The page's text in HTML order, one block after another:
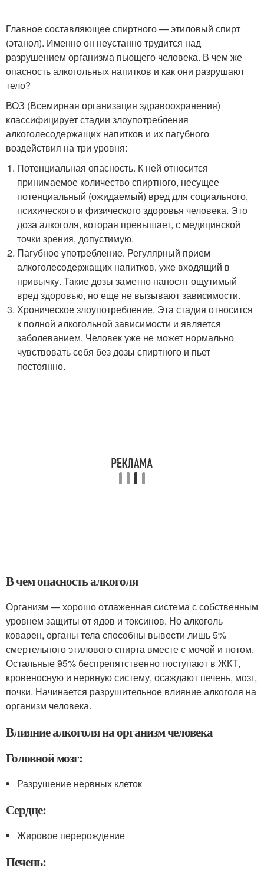
Главное составляющее спиртного — этиловый спирт
(этанол). Именно он неустанно трудится над
разрушением организма пьющего человека. В чем же
опасность алкогольных напитков и как они разрушают
тело?
ВОЗ (Всемирная организация здравоохранения)
классифицирует стадии злоупотребления
алкоголесодержащих напитков и их пагубного
воздействия на три уровня:
Потенциальная опасность. К ней относится
принимаемое количество спиртного, несущее
потенциальный (ожидаемый) вред для социального,
психического и физического здоровья человека. Это
доза алкоголя, которая превышает, с медицинской
точки зрения, допустимую.
Пагубное употребление. Регулярный прием
алкоголесодержащих напитков, уже входящий в
привычку. Такие дозы заметно наносят ощутимый
вред здоровью, но еще не вызывают зависимости.
Хроническое злоупотребление. Эта стадия относится
к полной алкогольной зависимости и является
заболеванием. Человек уже не может нормально
чувствовать себя без дозы спиртного и пьет
постоянно.
В чем опасность алкоголя
Организм — хорошо отлаженная система с собственным
уровнем защиты от ядов и токсинов. Но алкоголь
коварен, органы тела способны вывести лишь 5%
смертельного этилового спирта вместе с мочой и потом.
Остальные 95% беспрепятственно поступают в ЖКТ,
кровеносную и нервную систему, осаждают печень, мозг,
почки. Начинается разрушительное влияние алкоголя на
организм человека.
Влияние алкоголя на организм человека
Головной мозг:
Разрушение нервных клеток
Сердце:
Жировое перерождение
Печень: